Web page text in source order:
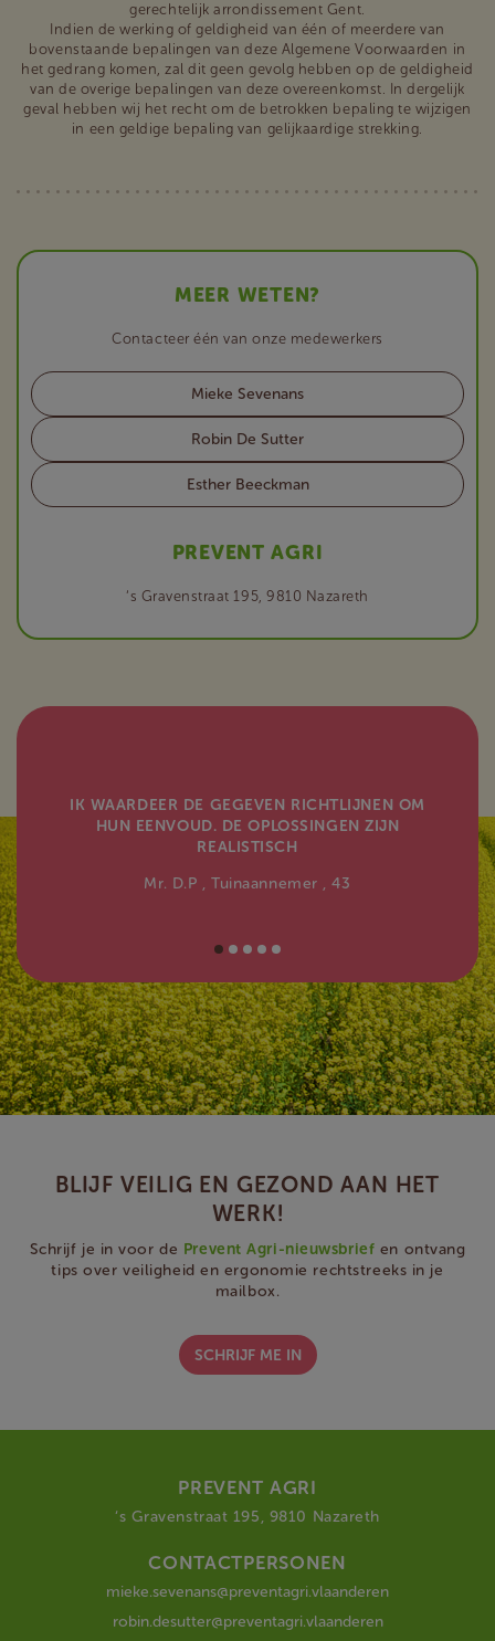
gerechtelijk arrondissement Gent.
Indien de werking of geldigheid van één of meerdere van
bovenstaande bepalingen van deze Algemene Voorwaarden in
het gedrang komen, zal dit geen gevolg hebben op de geldigheid
van de overige bepalingen van deze overeenkomst. In dergelijk
geval hebben wij het recht om de betrokken bepaling te wijzigen
in een geldige bepaling van gelijkaardige strekking.
MEER WETEN?
Contacteer één van onze medewerkers
Mieke Sevenans
Robin De Sutter
Esther Beeckman
PREVENT AGRI
‘s Gravenstraat 195, 9810 Nazareth
IK WAARDEER DE GEGEVEN RICHTLIJNEN OM
HUN EENVOUD. DE OPLOSSINGEN ZIJN
REALISTISCH
Mr. D.P , Tuinaannemer , 43
BLIJF VEILIG EN GEZOND AAN HET
WERK!
Schrijf je in voor de Prevent Agri-nieuwsbrief en ontvang
tips over veiligheid en ergonomie rechtstreeks in je
mailbox.
SCHRIJF ME IN
PREVENT AGRI
‘s Gravenstraat 195, 9810 Nazareth
CONTACTPERSONEN
mieke.sevenans@preventagri.vlaanderen
robin.desutter@preventagri.vlaanderen